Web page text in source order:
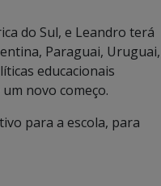
do Sul, e Leandro terá
Paraguai, Uruguai,
educacionais
novo começo.
para a escola, para